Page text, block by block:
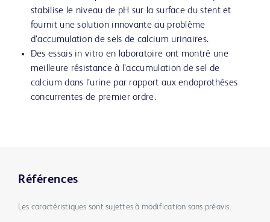
stabilise le niveau de pH sur la surface du stent et
fournit une solution innovante au problème
d’accumulation de sels de calcium urinaires.
Des essais in vitro en laboratoire ont montré une
meilleure résistance à l’accumulation de sel de
calcium dans l’urine par rapport aux endoprothèses
concurrentes de premier ordre.
Références
Les caractéristiques sont sujettes à modification sans préavis.